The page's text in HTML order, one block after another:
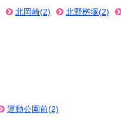
北岡崎(2) 北野桝塚(2)
運動公園前(2)